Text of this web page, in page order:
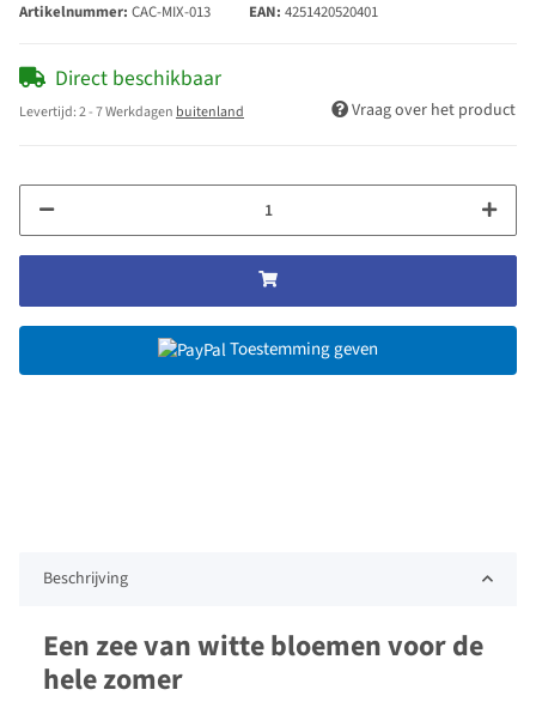
Artikelnummer: CAC-MIX-013 EAN: 4251420520401
Direct beschikbaar
Levertijd:2 - 7 Werkdagen buitenland Vraag over het product
Toestemming geven
Beschrijving
Een zee van witte bloemen voor de
hele zomer